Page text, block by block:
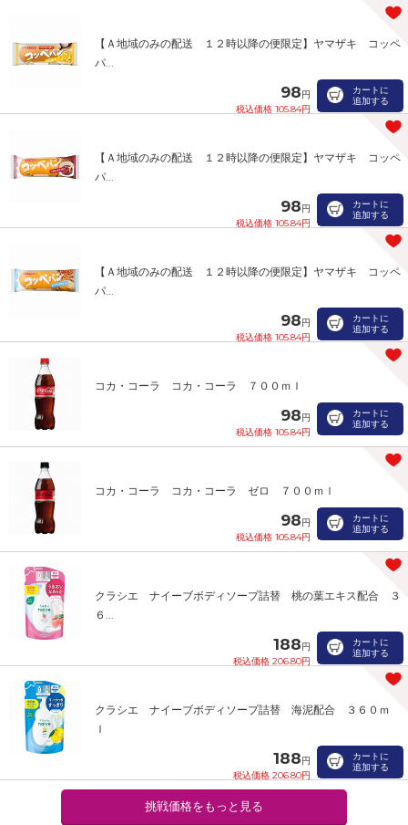
【Ａ地域のみの配送 １２時以降の便限定】ヤマザキ コッペ
パ...
98円
税込価格 105.84円
カートに
追加する
【Ａ地域のみの配送 １２時以降の便限定】ヤマザキ コッペ
パ...
98円
税込価格 105.84円
カートに
追加する
【Ａ地域のみの配送 １２時以降の便限定】ヤマザキ コッペ
パ...
98円
税込価格 105.84円
カートに
追加する
コカ・コーラ コカ・コーラ ７００ｍｌ
98円
税込価格 105.84円
カートに
追加する
コカ・コーラ コカ・コーラ ゼロ ７００ｍｌ
98円
税込価格 105.84円
カートに
追加する
クラシエ ナイーブボディソープ詰替 桃の葉エキス配合 ３
６...
188円
税込価格 206.80円
カートに
追加する
クラシエ ナイーブボディソープ詰替 海泥配合 ３６０ｍ
ｌ
188円
税込価格 206.80円
カートに
追加する
挑戦価格をもっと見る